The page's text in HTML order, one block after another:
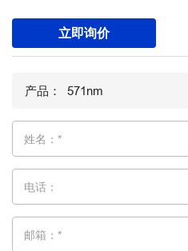
立即询价
姓名：*
电话：
邮箱：*